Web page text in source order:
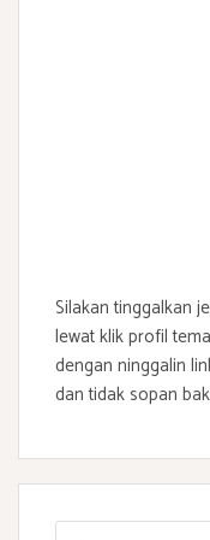
Silakan tinggalkan
lewat klik profil
dengan ninggalin
dan tidak sopan